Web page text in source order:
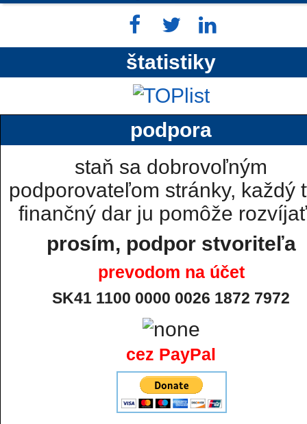
štatistiky
podpora
staň sa dobrovoľným
podporovateľom stránky, každý
finančný dar ju pomôže
prosím, podpor stvoriteľa
prevodom na účet
SK41 1100 0000 0026 1872 7972
cez PayPal